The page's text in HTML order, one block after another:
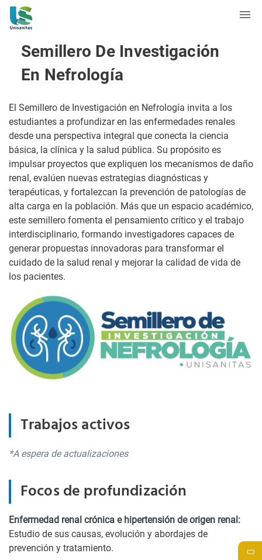
Semillero De Investigación
En Nefrología
El Semillero de Investigación en Nefrología invita a los
estudiantes a profundizar en las enfermedades renales
desde una perspectiva integral que conecta la ciencia
básica, la clínica y la salud pública. Su propósito es
impulsar proyectos que expliquen los mecanismos de daño
renal, evalúen nuevas estrategias diagnósticas y
terapéuticas, y fortalezcan la prevención de patologías de
alta carga en la población. Más que un espacio académico,
este semillero fomenta el pensamiento crítico y el trabajo
interdisciplinario, formando investigadores capaces de
generar propuestas innovadoras para transformar el
cuidado de la salud renal y mejorar la calidad de vida de
los pacientes.
Trabajos activos
*A espera de actualizaciones
Focos de profundización
Enfermedad renal crónica e hipertensión de origen renal:
Estudio de sus causas, evolución y abordajes de
prevención y tratamiento.